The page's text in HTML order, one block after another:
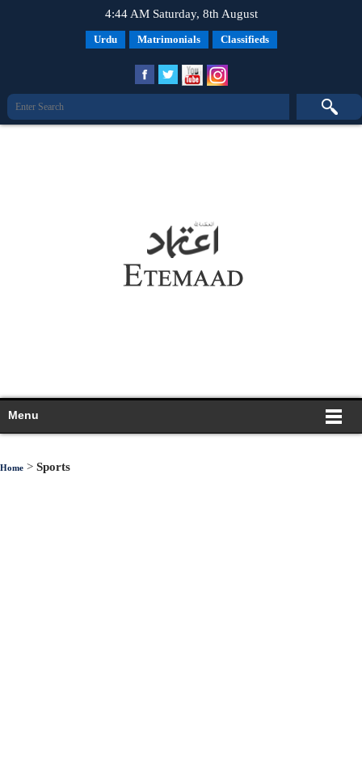
4:44 AM Saturday, 8th August
Urdu Matrimonials Classifieds
Menu
Home > Sports